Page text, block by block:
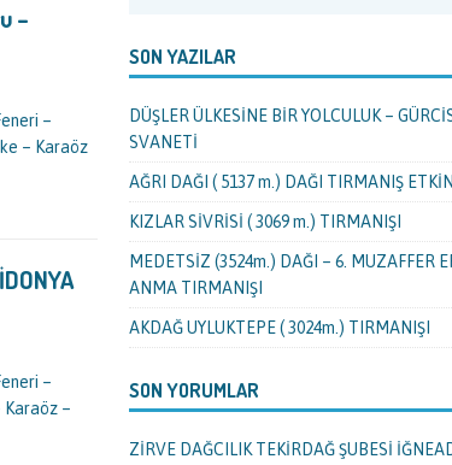
–
–
– Karaöz
–
Karaöz –
SON YAZILAR
DÜŞLER ÜLKESİNE BİR YOLCULUK –
SVANETİ
AĞRI DAĞI ( 5137 m.) DAĞI TIRMANIŞ
KIZLAR SİVRİSİ ( 3069 m.) TIRMANIŞI
MEDETSİZ (3524m.) DAĞI – 6. MUZAFFER
ANMA TIRMANIŞI
AKDAĞ UYLUKTEPE ( 3024m.) TIRMANIŞI
SON YORUMLAR
ZİRVE DAĞCILIK TEKİRDAĞ ŞUBESİ